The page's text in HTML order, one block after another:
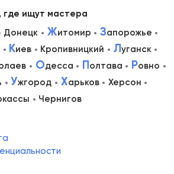
ищут мастера
Донецк Житомир Запорожье
Киев Кропивницкий Луганск
Одесса Полтава Ровно
Ужгород Харьков
Херсон
Чернигов